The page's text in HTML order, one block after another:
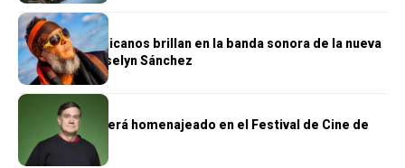
CINE
Artistas dominicanos brillan en la banda sonora de la nueva
película de Roselyn Sánchez
CINE
Gus Van Sant será homenajeado en el Festival de Cine de
Venecia 2025